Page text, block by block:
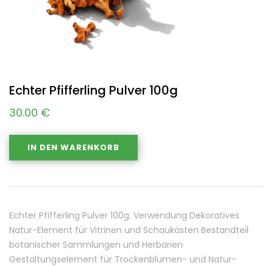
Echter Pfifferling Pulver 100g
30.00 €
IN DEN WARENKORB
Echter Pfifferling Pulver 100g. Verwendung Dekoratives
Natur-Element für Vitrinen und Schaukästen Bestandteil
botanischer Sammlungen und Herbarien
Gestaltungselement für Trockenblumen- und Natur-